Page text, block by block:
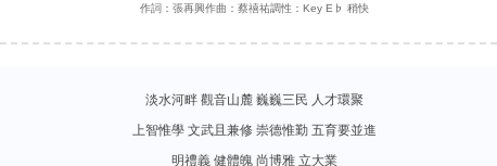
作詞：張再興作曲：蔡禧祐調性：Key E♭ 稍快
淡水河畔 觀音山麓 巍巍三民 人才環聚
上智惟學 文武且兼修 崇德惟勤 五育要並進
明禮義 健體魄 尚博雅 立大業